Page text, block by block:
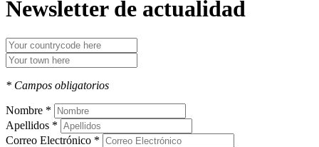
Newsletter de actualidad
* Campos obligatorios
Nombre *
Apellidos *
Correo Electrónico *